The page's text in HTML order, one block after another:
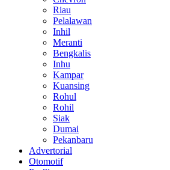
Riau
Pelalawan
Inhil
Meranti
Bengkalis
Inhu
Kampar
Kuansing
Rohul
Rohil
Siak
Dumai
Pekanbaru
Advertorial
Otomotif